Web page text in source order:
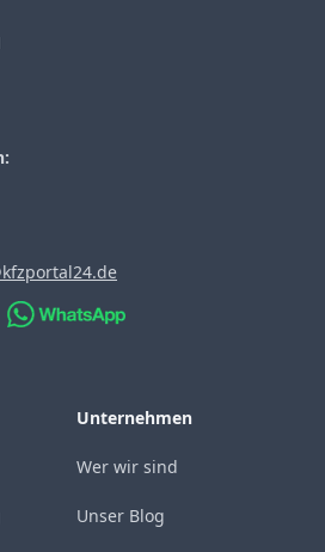
Unternehmen
Wer wir sind
Unser Blog